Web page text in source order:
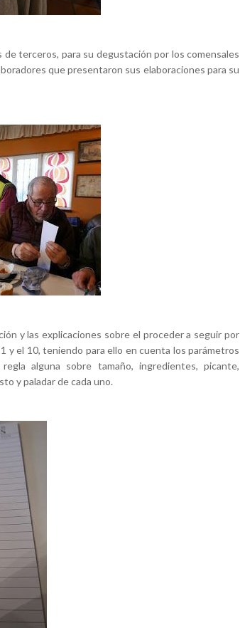
terceros, para su degustación por los comensales
que presentaron sus elaboraciones para su
y las explicaciones sobre el proceder a seguir por
el 10, teniendo para ello en cuenta los parámetros
alguna sobre tamaño, ingredientes, picante,
y paladar de cada uno.